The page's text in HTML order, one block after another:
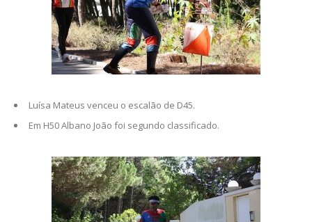
Luísa Mateus venceu o escalão de D45.
Em H50 Albano João foi segundo classificado.